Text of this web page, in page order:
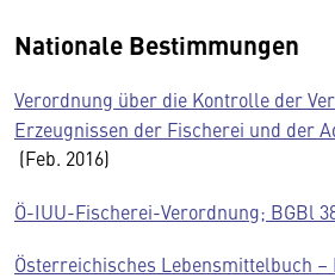
Nationale Bestimmungen
Verordnung über die Kontrolle der
Erzeugnissen der Fischerei und der
(Feb. 2016)
Ö-IUU-Fischerei-Verordnung; BGBl
Österreichisches Lebensmittelbuch –